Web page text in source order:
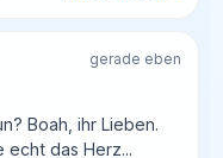
gerade eben
Boah, ihr Lieben.
echt das Herz...